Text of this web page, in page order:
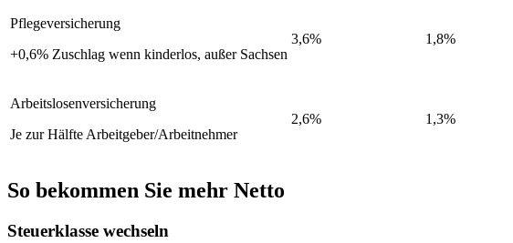
Pflegeversicherung
+0,6% Zuschlag wenn kinderlos, außer Sachsen
3,6% 1,8%
Arbeitslosenversicherung
Je zur Hälfte Arbeitgeber/Arbeitnehmer
2,6% 1,3%
So bekommen Sie mehr Netto
Steuerklasse wechseln